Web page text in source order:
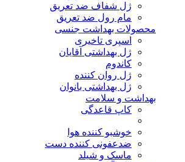
ژل شفاف ضد تعریق
مام رول ضد تعریق
محصولات بهداشت جنسی
اسپری تاخیری
ژل بهداشتی آقایان
کاندوم
ژل روان کننده
ژل بهداشتی بانوان
بهداشت و سلامت
کاپ قاعدگی
خوشبو کننده هوا
ضدعفونی کننده دست
ماسک و شیلد